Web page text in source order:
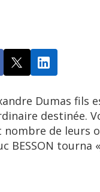
Dumas fils
nombre de
tourna